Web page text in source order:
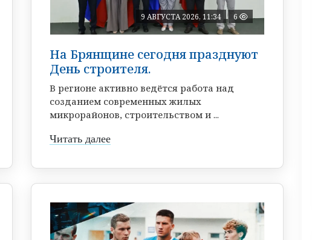
9 АВГУСТА 2026, 11:34 6
На Брянщине сегодня празднуют
День строителя.
В регионе активно ведётся работа над
созданием современных жилых
микрорайонов, строительством и ...
Читать далее